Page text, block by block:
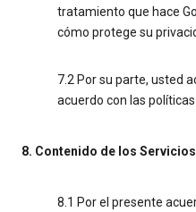
tratamiento que hace
cómo protege su
7.2 Por su parte, usted
acuerdo con las
8. Contenido de los Servicios
8.1 Por el presente